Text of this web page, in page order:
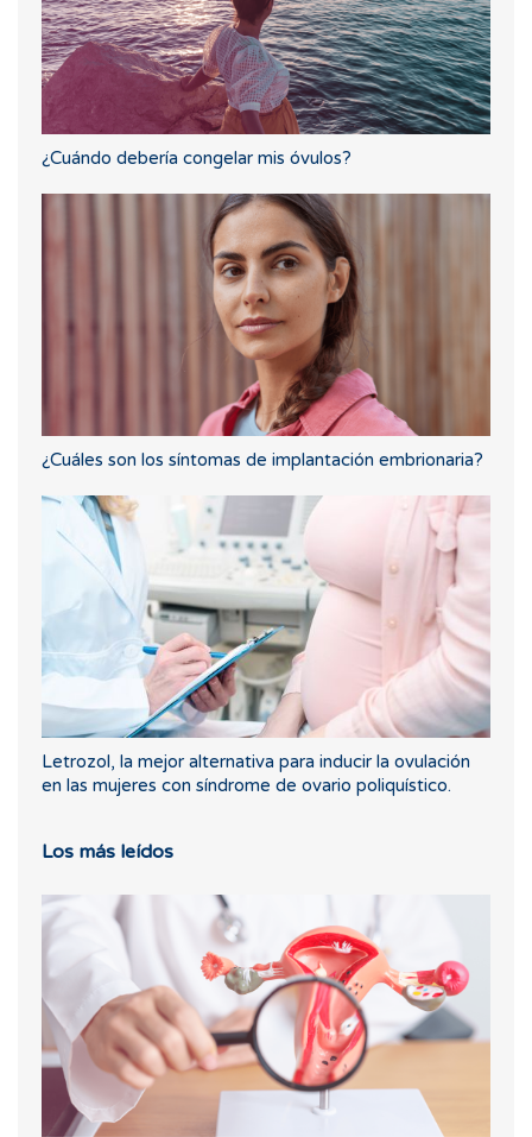
¿Cuándo debería congelar mis óvulos?
¿Cuáles son los síntomas de implantación embrionaria?
Letrozol, la mejor alternativa para inducir la ovulación
en las mujeres con síndrome de ovario poliquístico.
Los más leídos